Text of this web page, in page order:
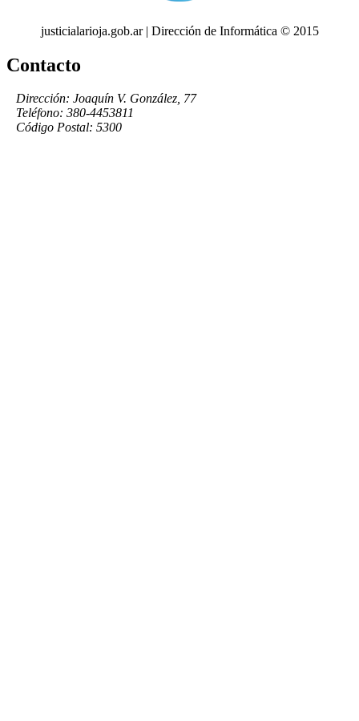
justicialarioja.gob.ar | Dirección de Informática © 2015
Contacto
Dirección: Joaquín V. González, 77
Teléfono: 380-4453811
Código Postal: 5300